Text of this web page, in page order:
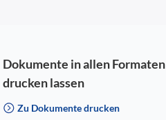
Dokumente in allen Formaten
drucken lassen
Zu Dokumente drucken